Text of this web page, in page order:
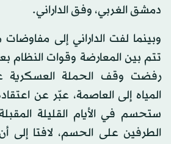
دمشق الغربي، وفق الداراني.
وبينما لفت الداراني إلى
تتم بين المعارضة وقوات النظام
رفضت وقف الحملة العسكرية
المياه إلى العاصمة، عبّر عن
ستحسم في الأيام القليلة
الطرفين على الحسم، لافتا إلى